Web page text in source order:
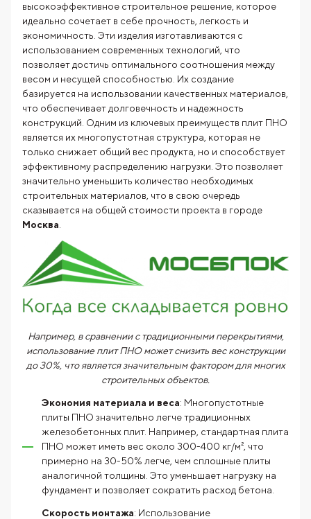
высокоэффективное строительное решение, которое
идеально сочетает в себе прочность, легкость и
экономичность. Эти изделия изготавливаются с
использованием современных технологий, что
позволяет достичь оптимального соотношения между
весом и несущей способностью. Их создание
базируется на использовании качественных материалов,
что обеспечивает долговечность и надежность
конструкций. Одним из ключевых преимуществ плит ПНО
является их многопустотная структура, которая не
только снижает общий вес продукта, но и способствует
эффективному распределению нагрузки. Это позволяет
значительно уменьшить количество необходимых
строительных материалов, что в свою очередь
сказывается на общей стоимости проекта в городе
Москва
Например, в сравнении с традиционными перекрытиями,
использование плит ПНО может снизить вес конструкции
до 30%, что является значительным фактором для многих
строительных объектов.
Экономия материала и веса: Многопустотные
плиты ПНО значительно легче традиционных
железобетонных плит. Например, стандартная плита
ПНО может иметь вес около 300-400 кг/м², что
примерно на 30-50% легче, чем сплошные плиты
аналогичной толщины. Это уменьшает нагрузку на
фундамент и позволяет сократить расход бетона.
Скорость монтажа: Использование